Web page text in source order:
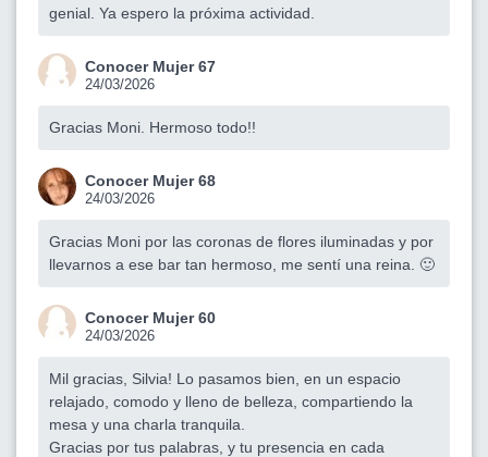
genial. Ya espero la próxima actividad.
Conocer Mujer 67
24/03/2026
Gracias Moni. Hermoso todo!!
Conocer Mujer 68
24/03/2026
Gracias Moni por las coronas de flores iluminadas y por
llevarnos a ese bar tan hermoso, me sentí una reina. 🙂
Conocer Mujer 60
24/03/2026
Mil gracias, Silvia! Lo pasamos bien, en un espacio
relajado, comodo y lleno de belleza, compartiendo la
mesa y una charla tranquila.
Gracias por tus palabras, y tu presencia en cada